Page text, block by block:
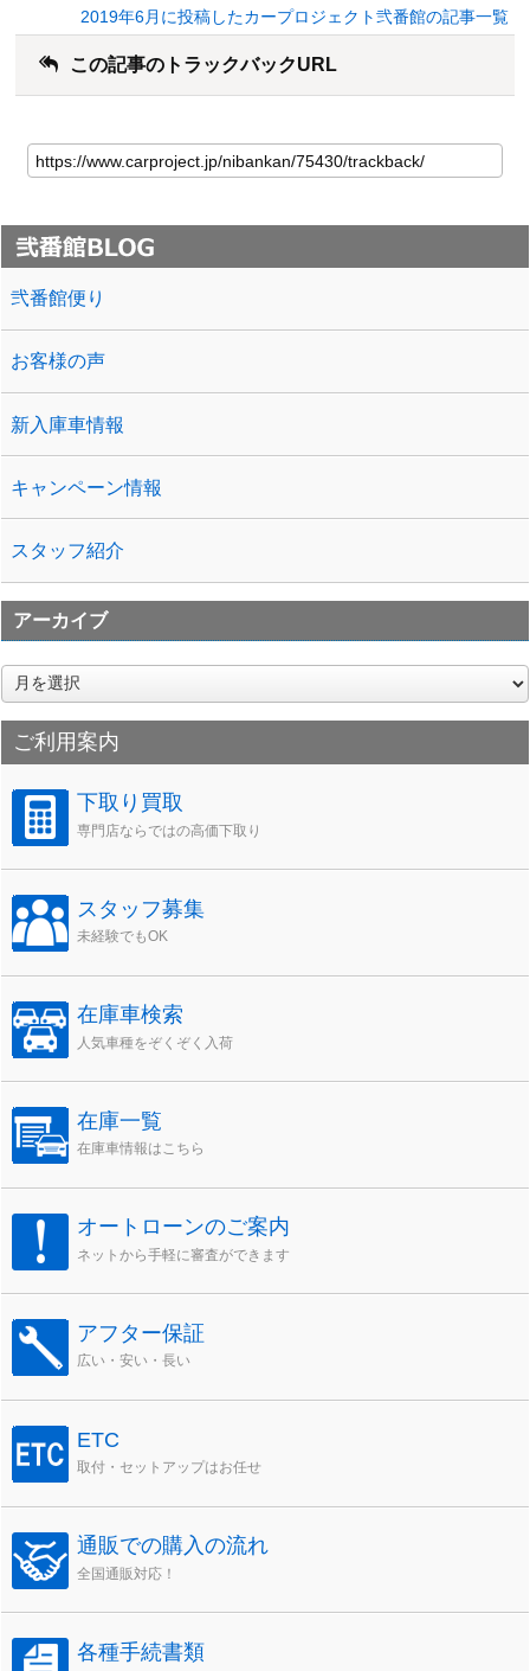
2019年6月に投稿したカープロジェクト弐番館の記事一覧
この記事のトラックバックURL
弐番館便り
お客様の声
新入庫車情報
キャンペーン情報
スタッフ紹介
アーカイブ
ア
ー
カ
イ
ブ
ご利用案内
下取り買取
専門店ならではの高価下取り
スタッフ募集
未経験でもOK
在庫車検索
人気車種をぞくぞく入荷
在庫一覧
在庫車情報はこちら
オートローンのご案内
ネットから手軽に審査ができます
アフター保証
広い・安い・長い
ETC
取付・セットアップはお任せ
通販での購入の流れ
全国通販対応！
各種手続書類